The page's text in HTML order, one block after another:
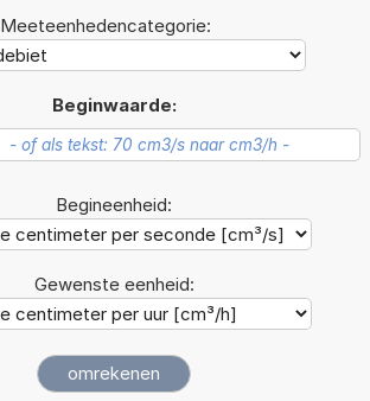
Meeteenhedencategorie:
Beginwaarde:
Begineenheid:
Gewenste eenheid: